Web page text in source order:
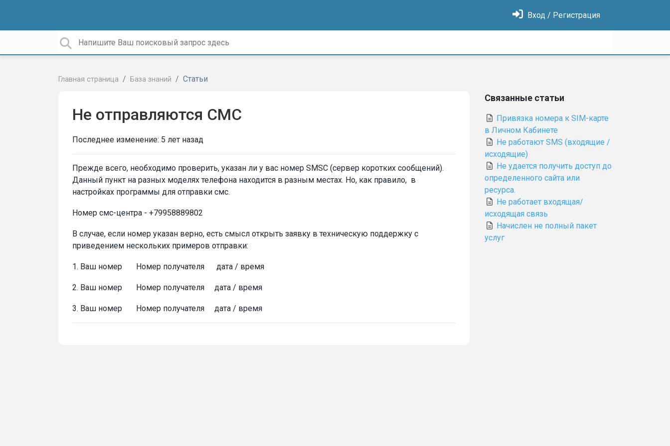
Вход / Регистрация
Главная страница База знаний Статьи
Не отправляются СМС
Последнее изменение: 5 лет назад
Прежде всего, необходимо проверить, указан ли у вас номер SMSC (сервер коротких сообщений).
Данный пункт на разных моделях телефона находится в разным местах. Но, как правило, в
настройках программы для отправки смс.
Номер смс-центра - +79958889802
В случае, если номер указан верно, есть смысл открыть заявку в техническую поддержку с
приведением нескольких примеров отправки:
1. Ваш номер Номер получателя дата / время
2. Ваш номер Номер получателя дата / время
3. Ваш номер Номер получателя дата / время
Связанные статьи
Привязка номера к SIM-карте
в Личном Кабинете
Не работают SMS (входящие /
исходящие)
Не удается получить доступ до
определенного сайта или
ресурса.
Не работает входящая/
исходящая связь
Начислен не полный пакет
услуг